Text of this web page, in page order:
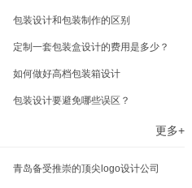
包装设计和包装制作的区别
定制一套包装盒设计的费用是多少？
如何做好高档包装箱设计
包装设计要避免哪些误区？
更多+
青岛备受推崇的顶尖logo设计公司